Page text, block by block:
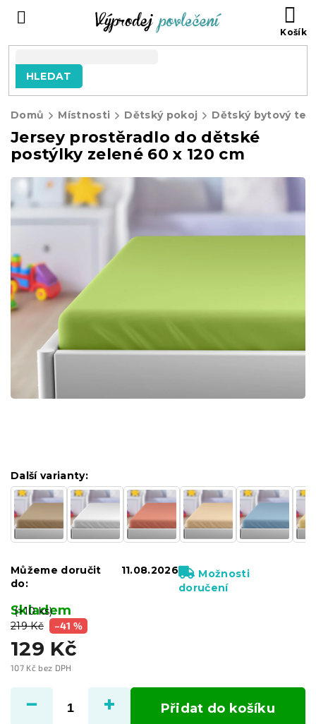
HLEDAT
Domů Místnosti Dětský pokoj Dětský bytový
Jersey prostěradlo do dětské
postýlky zelené 60 x 120 cm
219 Kč –41 %
129 Kč
107 Kč bez DPH
cena:
Skladem
(>10 ks)
Další varianty:
Můžeme doručit
do:
11.08.2026
Možnosti
doručení
Přidat do košíku